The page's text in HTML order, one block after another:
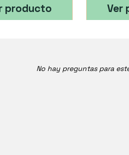
producto Ver
No hay preguntas para